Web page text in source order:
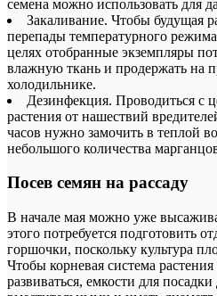
семена можно использовать для
Закаливание. Чтобы будущая
перепады температурного
целях отобранные экземпляры
влажную ткань и продержать на
холодильнике.
Дезинфекция. Проводиться с
растения от нашествий
часов нужно замочить в теплой
небольшого количества
Посев семян на рассаду
В начале мая можно уже
этого потребуется подготовить
горшочки, поскольку культура
Чтобы корневая система
развиваться, емкости для